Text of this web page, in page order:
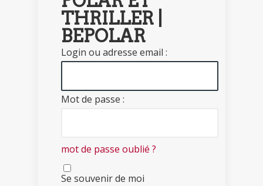
THRILLER |
BEPOLAR
Login ou adresse email :
Mot de passe :
mot de passe oublié ?
Se souvenir de moi